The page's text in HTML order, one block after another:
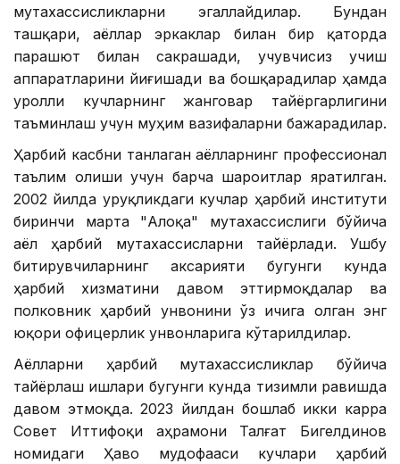
мутахассисликларни эгаллайдилар. Бундан
ташқари, аёллар эркаклар билан бир қаторда
парашют билан сакрашади, учувчисиз учиш
аппаратларини йиғишади ва бошқарадилар ҳамда
Қуролли кучларнинг жанговар тайёргарлигини
таъминлаш учун муҳим вазифаларни бажарадилар.
Ҳарбий касбни танлаган аёлларнинг профессионал
таълим олиши учун барча шароитлар яратилган.
2002 йилда Қуруқликдаги кучлар ҳарбий институти
биринчи марта "Алоқа" мутахассислиги бўйича
аёл ҳарбий мутахассисларни тайёрлади. Ушбу
битирувчиларнинг аксарияти бугунги кунда
ҳарбий хизматини давом эттирмоқдалар ва
полковник ҳарбий унвонини ўз ичига олган энг
юқори офицерлик унвонларига кўтарилдилар.
Аёлларни ҳарбий мутахассисликлар бўйича
тайёрлаш ишлари бугунги кунда тизимли равишда
давом этмоқда. 2023 йилдан бошлаб икки карра
Совет Иттифоқи Қаҳрамони Талғат Бигелдинов
номидаги Ҳаво мудофааси кучлари ҳарбий